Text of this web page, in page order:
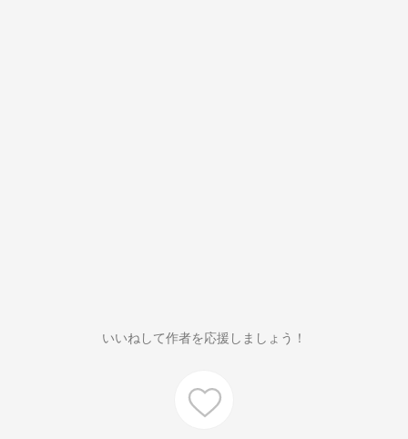
いいねして作者を応援しましょう！